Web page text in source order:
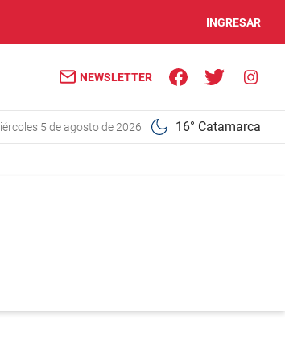
INGRESAR
NEWSLETTER
miércoles 5 de agosto de 2026 16° Catamarca